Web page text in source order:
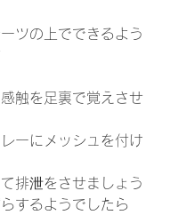
ツの上でできるよう
触を足裏で覚えさせ
ーにメッシュを付け
排泄をさせましょう
するようでしたら